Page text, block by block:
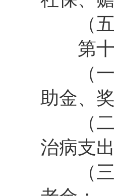
（
第
（
助金、
（
治病支
（